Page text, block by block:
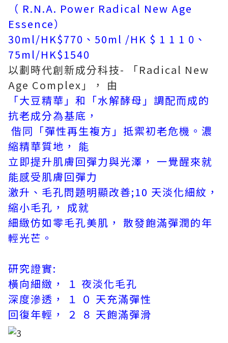
（ R.N.A. Power Radical New Age
Essence）
30ml/HK$770、50ml /HK $ 1 1 1 0、
75ml/HK$1540
以劃時代創新成分科技- 「Radical New
Age Complex」， 由
「大豆精華」和「水解酵母」調配而成的
抗老成分為基底，
偕同「彈性再生複方」抵禦初老危機。濃
縮精華質地， 能
立即提升肌膚回彈力與光澤， 一覺醒來就
能感受肌膚回彈力
激升、毛孔問題明顯改善;10 天淡化細紋，
縮小毛孔， 成就
細緻仿如零毛孔美肌， 散發飽滿彈潤的年
輕光芒。
研究證實:
橫向細緻， １ 夜淡化毛孔
深度滲透， １ ０ 天充滿彈性
回復年輕， ２ ８ 天飽滿彈滑